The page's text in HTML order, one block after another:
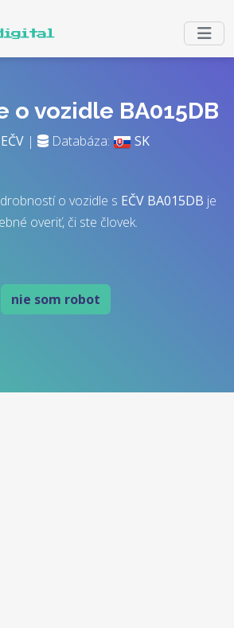
o vozidle BA015DB
EČV | Databáza: SK
o vozidle s EČV BA015DB je
overiť, či ste človek.
nie som robot